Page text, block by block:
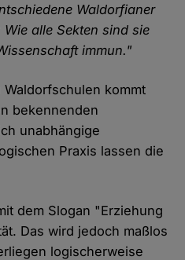
Waldorfianer
alle Sekten sind sie
immun."
kommt
bekennenden
unabhängige
Praxis lassen die
dem Slogan "Erziehung
Das wird jedoch maßlos
logischerweise